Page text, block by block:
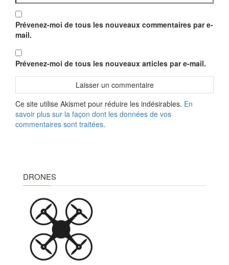
Prévenez-moi de tous les nouveaux commentaires par e-
mail.
Prévenez-moi de tous les nouveaux articles par e-mail.
Ce site utilise Akismet pour réduire les indésirables. En
savoir plus sur la façon dont les données de vos
commentaires sont traitées.
DRONES